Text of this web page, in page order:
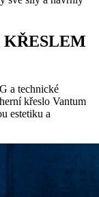
KŘESLEM
a technické
křeslo Vantum
estetiku a